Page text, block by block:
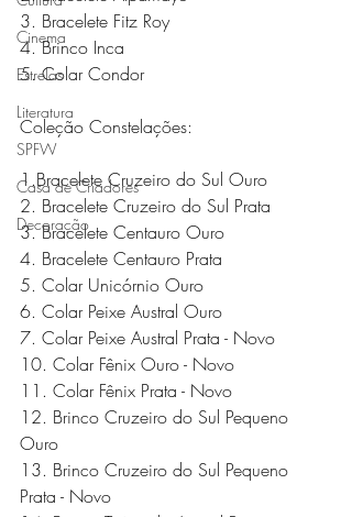
Cinema
Estrelas
Literatura
SPFW
Casa de Criadores
Decoração
3. Bracelete Fitz Roy
4. Brinco Inca
5. Colar Condor
Coleção Constelações:
1.Bracelete Cruzeiro do Sul Ouro
2. Bracelete Cruzeiro do Sul Prata
3. Bracelete Centauro Ouro
4. Bracelete Centauro Prata
5. Colar Unicórnio Ouro
6. Colar Peixe Austral Ouro
7. Colar Peixe Austral Prata - Novo
10. Colar Fênix Ouro - Novo
11. Colar Fênix Prata - Novo
12. Brinco Cruzeiro do Sul Pequeno
Ouro
13. Brinco Cruzeiro do Sul Pequeno
Prata - Novo